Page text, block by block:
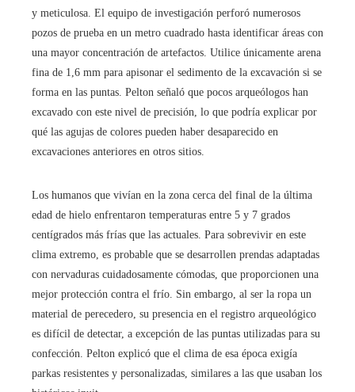
y meticulosa. El equipo de investigación perforó numerosos
pozos de prueba en un metro cuadrado hasta identificar áreas con
una mayor concentración de artefactos. Utilice únicamente arena
fina de 1,6 mm para apisonar el sedimento de la excavación si se
forma en las puntas. Pelton señaló que pocos arqueólogos han
excavado con este nivel de precisión, lo que podría explicar por
qué las agujas de colores pueden haber desaparecido en
excavaciones anteriores en otros sitios.
Los humanos que vivían en la zona cerca del final de la última
edad de hielo enfrentaron temperaturas entre 5 y 7 grados
centígrados más frías que las actuales. Para sobrevivir en este
clima extremo, es probable que se desarrollen prendas adaptadas
con nervaduras cuidadosamente cómodas, que proporcionen una
mejor protección contra el frío. Sin embargo, al ser la ropa un
material de perecedero, su presencia en el registro arqueológico
es difícil de detectar, a excepción de las puntas utilizadas para su
confección. Pelton explicó que el clima de esa época exigía
parkas resistentes y personalizadas, similares a las que usaban los